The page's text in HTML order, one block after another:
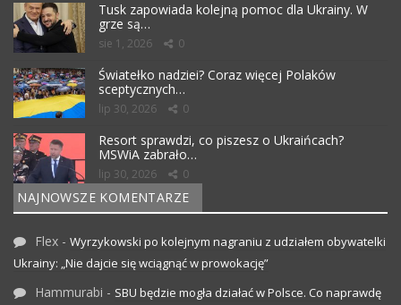
Tusk zapowiada kolejną pomoc dla Ukrainy. W
grze są…
sie 1, 2026 0
Światełko nadziei? Coraz więcej Polaków
sceptycznych…
lip 30, 2026 0
Resort sprawdzi, co piszesz o Ukraińcach?
MSWiA zabrało…
lip 30, 2026 0
NAJNOWSZE KOMENTARZE
Flex - Wyrzykowski po kolejnym nagraniu z udziałem obywatelki
Ukrainy: „Nie dajcie się wciągnąć w prowokację”
Hammurabi - SBU będzie mogła działać w Polsce. Co naprawdę